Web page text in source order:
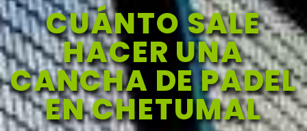
CUÁNTO SALE
HACER UNA
CANCHA DE PADEL
EN CHETUMAL